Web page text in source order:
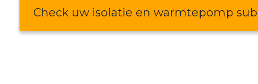
Check uw isolatie en warmtepomp